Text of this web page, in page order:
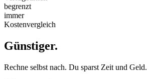
begrenzt
immer
Kostenvergleich
Günstiger.
Rechne selbst nach. Du sparst Zeit und Geld.